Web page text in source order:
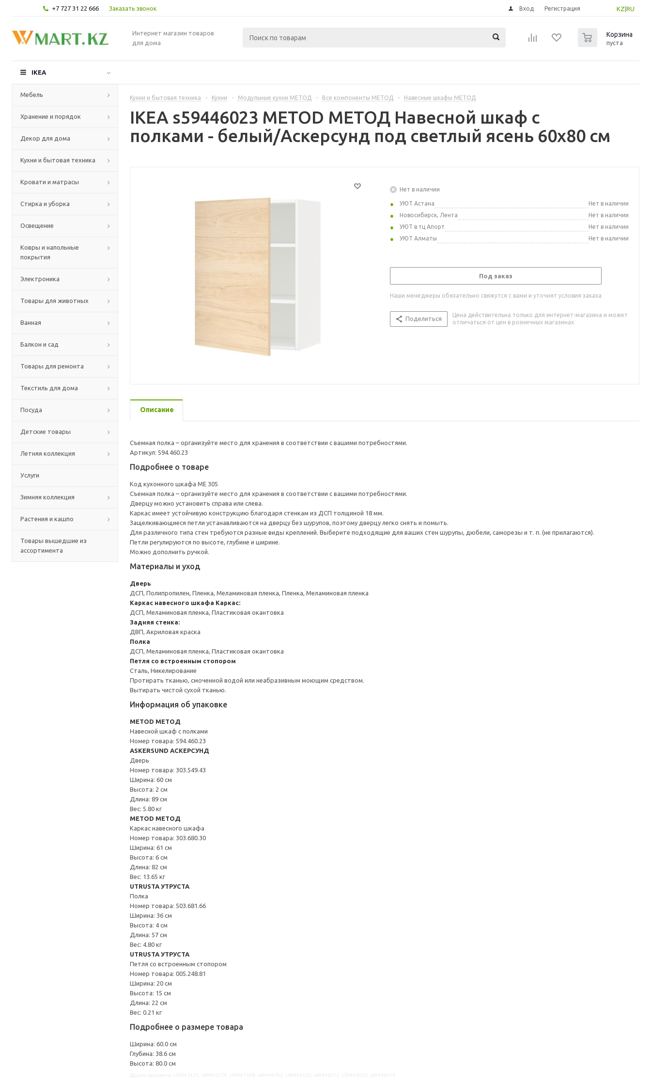
+7 727 31 22 666 Заказать звонок KZ RU
Вход Регистрация
Интернет магазин товаров
для дома
Корзина
пуста
IKEA
Мебель
Хранение и порядок
Декор для дома
Кухни и бытовая техника
Кровати и матрасы
Стирка и уборка
Освещение
Ковры и напольные
покрытия
Электроника
Товары для животных
Ванная
Балкон и сад
Товары для ремонта
Текстиль для дома
Посуда
Детские товары
Летняя коллекция
Услуги
Зимняя коллекция
Растения и кашпо
Товары вышедшие из
ассортимента
Кухни и бытовая техника - Кухни - Модульные кухни МЕТОД - Все компоненты МЕТОД - Навесные шкафы МЕТОД
IKEA s59446023 METOD МЕТОД Навесной шкаф с
полками - белый/Аскерсунд под светлый ясень 60x80 см
Нет в наличии
УЮТ Астана
Нет в наличии
Новосибирск, Лента
Нет в наличии
УЮТ в тц Апорт
Нет в наличии
УЮТ Алматы
Нет в наличии
Под заказ
Наши менеджеры обязательно свяжутся с вами и уточнят условия заказа
Поделиться
Цена действительна только для интернет-магазина и может
отличаться от цен в розничных магазинах
Описание
Съемная полка – организуйте место для хранения в соответствии с вашими потребностями.
Артикул: 594.460.23
Подробнее о товаре
Код кухонного шкафа ME 305
Съемная полка – организуйте место для хранения в соответствии с вашими потребностями.
Дверцу можно установить справа или слева.
Каркас имеет устойчивую конструкцию благодаря стенкам из ДСП толщиной 18 мм.
Защелкивающиеся петли устанавливаются на дверцу без шурупов, поэтому дверцу легко снять и помыть.
Для различного типа стен требуются разные виды креплений. Выберите подходящие для ваших стен шурупы, дюбели, саморезы и т. п. (не прилагаются).
Петли регулируются по высоте, глубине и ширине.
Можно дополнить ручкой.
Материалы и уход
Дверь
ДСП, Полипропилен, Пленка, Меламиновая пленка, Пленка, Меламиновая пленка
Каркас навесного шкафа Каркас:
ДСП, Меламиновая пленка, Пластиковая окантовка
Задняя стенка:
ДВП, Акриловая краска
Полка
ДСП, Меламиновая пленка, Пластиковая окантовка
Петля со встроенным стопором
Сталь, Никелирование
Протирать тканью, смоченной водой или неабразивным моющим средством.
Вытирать чистой сухой тканью.
Информация об упаковке
METOD МЕТОД
Навесной шкаф с полками
Номер товара: 594.460.23
ASKERSUND АСКЕРСУНД
Дверь
Номер товара: 303.549.43
Ширина: 60 см
Высота: 2 см
Длина: 89 см
Вес: 5.80 кг
METOD МЕТОД
Каркас навесного шкафа
Номер товара: 303.680.30
Ширина: 61 см
Высота: 6 см
Длина: 82 см
Вес: 13.65 кг
UTRUSTA УТРУСТА
Полка
Номер товара: 503.681.66
Ширина: 36 см
Высота: 4 см
Длина: 57 см
Вес: 4.80 кг
UTRUSTA УТРУСТА
Петля со встроенным стопором
Номер товара: 005.248.81
Ширина: 20 см
Высота: 15 см
Длина: 22 см
Вес: 0.21 кг
Подробнее о размере товара
Ширина: 60.0 см
Глубина: 38.6 см
Высота: 80.0 см